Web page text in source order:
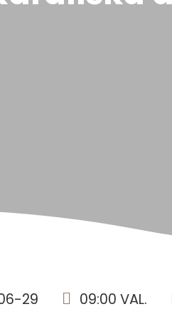
29 09:00 VAL.